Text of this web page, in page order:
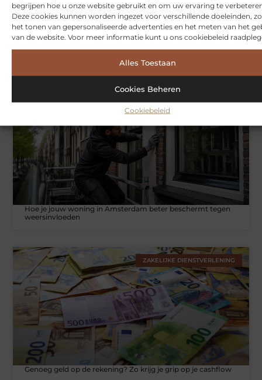
begrijpen hoe u onze website gebruikt en om uw ervaring te
Deze cookies kunnen worden ingezet voor verschillende doeleinden,
het tonen van gepersonaliseerde advertenties en het meten van het
van de website. Voor meer informatie kunt u ons cookiebeleid
Alles Toestaan
Cookies Beheren
Cookiebeleid
Symbiont360: Innovatieve EMS-training in Utrecht voor een
Hoe je jouw woning in Amsterdam beter beschermt tegen
weersinvloeden
ZAKELIJKE DIENSTVERLENING
Genoeg geld op de rekening? Zo krijg je grip op je cashflow